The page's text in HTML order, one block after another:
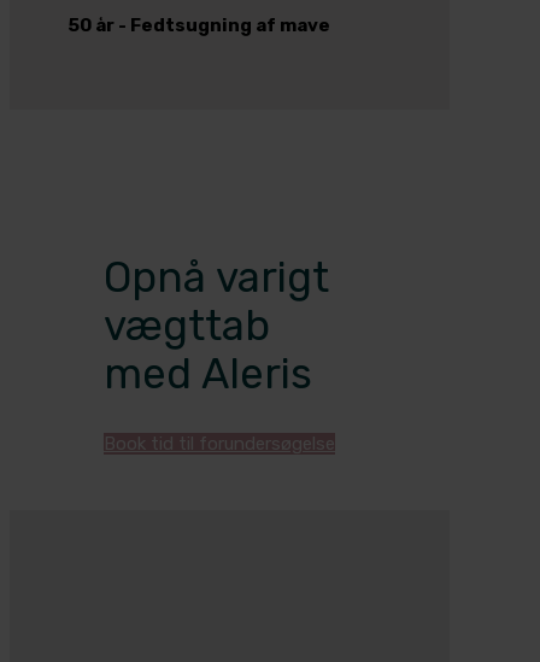
50 år - Fedtsugning af mave
Opnå varigt
vægttab
med Aleris
Book tid til forundersøgelse